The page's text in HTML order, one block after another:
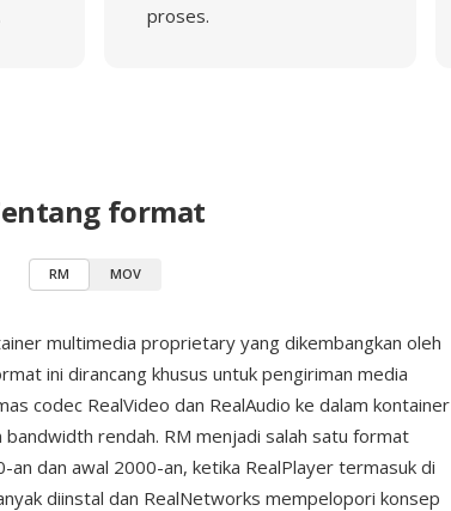
proses.
format
RM MOV
multimedia proprietary yang dikembangkan oleh
ini dirancang khusus untuk pengiriman media
codec RealVideo dan RealAudio ke dalam kontainer
rendah. RM menjadi salah satu format
dan awal 2000-an, ketika RealPlayer termasuk di
diinstal dan RealNetworks mempelopori konsep